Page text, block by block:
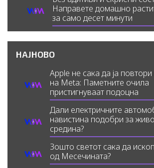
Направете домашно
за само десет минути
НАЈНОВО
Apple не сака да ја
на Meta: Паметните очила
пристигнуваат подоцна
Дали електричните
навистина подобри за
средина?
Зошто светот сака да
од Месечината?